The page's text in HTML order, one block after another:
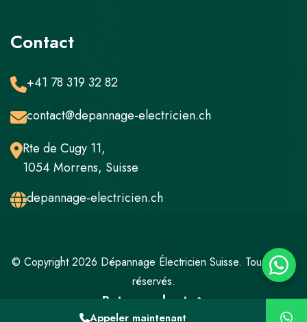
Contact
+41 78 319 32 82
contact@depannage-electricien.ch
Rte de Cugy 11,
1054 Morrens, Suisse
depannage-electricien.ch
© Copyright 2026 Dépannage Électricien Suisse. Tous droits
réservés.
Retour en haut
Appeler maintenant